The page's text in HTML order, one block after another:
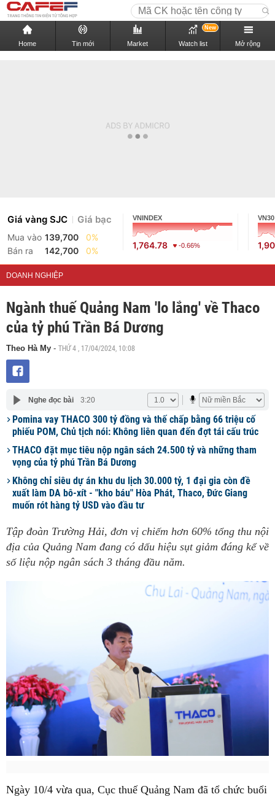
Home Tin mới Market Watch list
New
Mở rộng
Giá vàng SJC Giá bạc
Mua vào 139,700
0%
Bán ra
142,700 0%
VNINDEX
1,764.78 -0.66%
VN30
DOANH NGHIỆP
Ngành thuế Quảng Nam 'lo lắng' về Thaco
của tỷ phú Trần Bá Dương
Theo Hà My - THỨ 4 , 17/04/2024, 10:08
Nghe đọc bài 3:20
Pomina vay THACO 300 tỷ đồng và thế chấp bằng 66 triệu cố
phiếu POM, Chủ tịch nói: Không liên quan đến đợt tái cấu trúc
THACO đặt mục tiêu nộp ngân sách 24.500 tỷ và những tham
vọng của tỷ phú Trần Bá Dương
Không chỉ siêu dự án khu du lịch 30.000 tỷ, 1 đại gia còn đề
xuất làm DA bô-xít - "kho báu" Hòa Phát, Thaco, Đức Giang
muốn rót hàng tỷ USD vào đầu tư
Tập đoàn Trường Hải, đơn vị chiếm hơn 60% tổng thu nội
địa của Quảng Nam đang có dấu hiệu sụt giảm đáng kể về
số liệu nộp ngân sách 3 tháng đầu năm.
Ngày 10/4 vừa qua, Cục thuế Quảng Nam đã tổ chức buổi